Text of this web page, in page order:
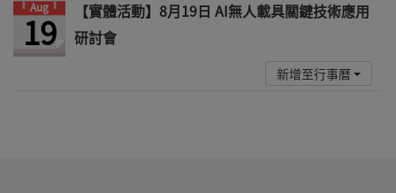
Aug
19
【實體活動】8月19日 AI無人載具關鍵技術應用
研討會
新增至行事曆